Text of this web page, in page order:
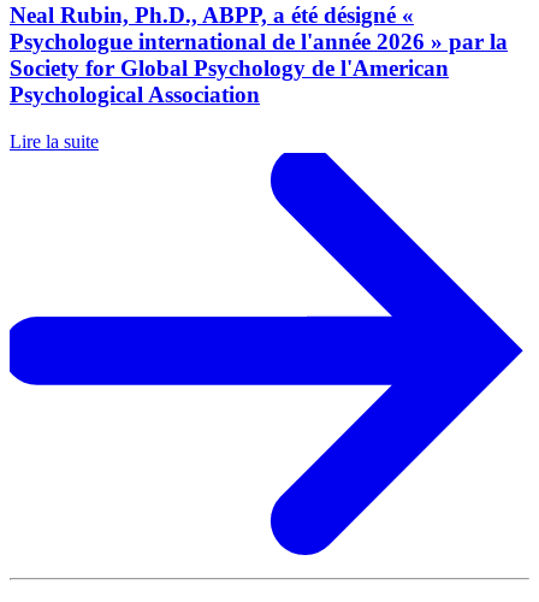
Neal Rubin, Ph.D., ABPP, a été désigné «
Psychologue international de l'année 2026 » par la
Society for Global Psychology de l'American
Psychological Association
Lire la suite